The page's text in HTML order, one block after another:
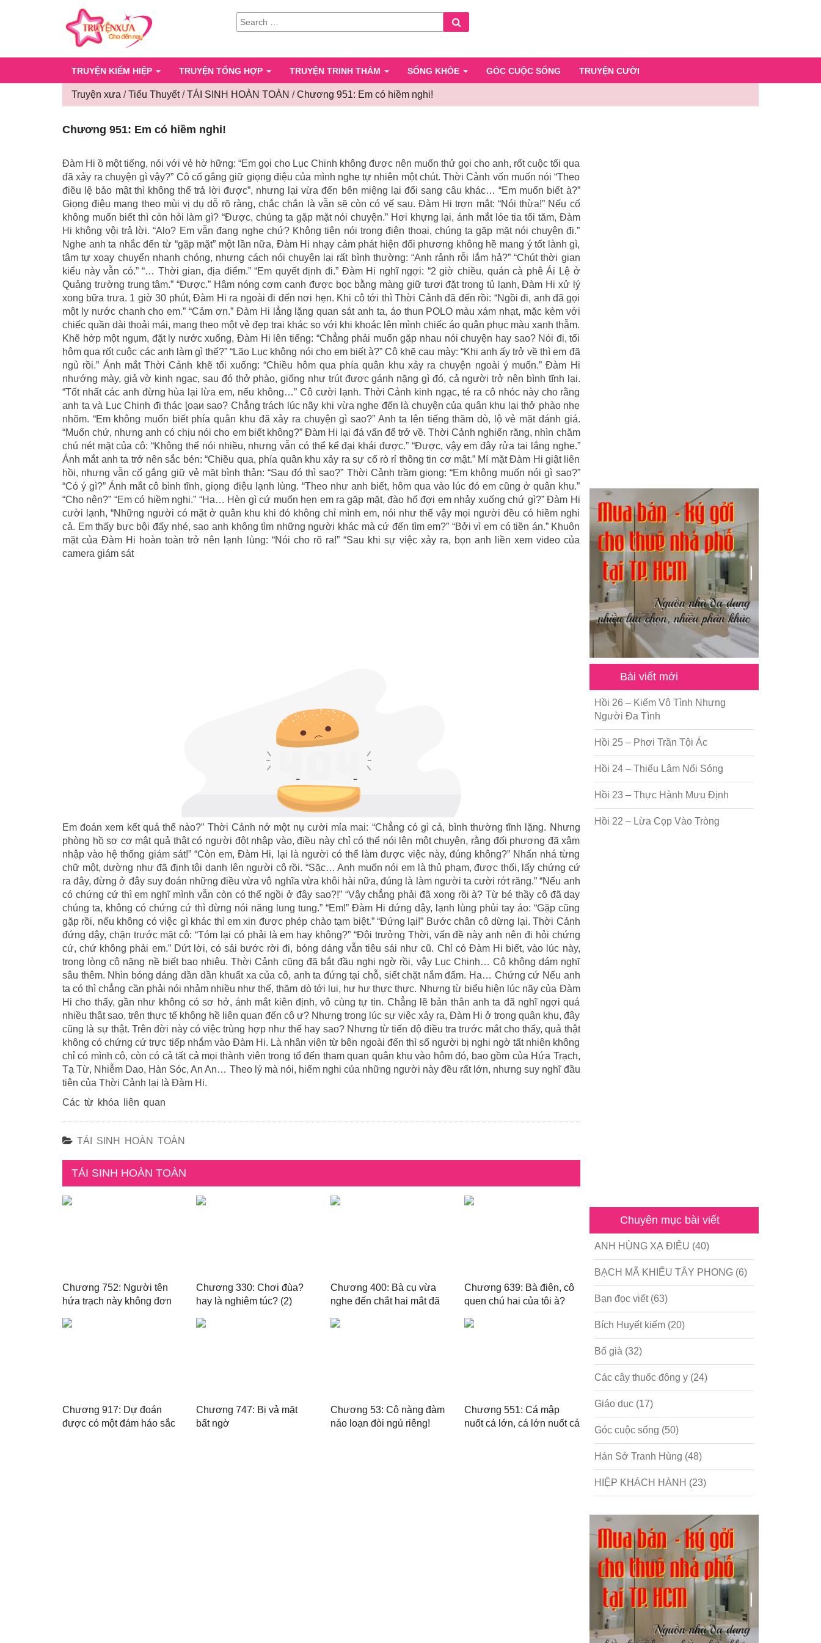
SEARCH
FOR:
TRUYỆN KIẾM HIỆP TRUYỆN TỔNG HỢP TRUYỆN TRINH THÁM SỐNG KHỎE GÓC CUỘC SỐNG TRUYỆN CƯỜI
Truyện xưa /Tiểu Thuyết/TÁI SINH HOÀN TOÀN /Chương 951: Em có hiềm nghi!
có
hiềm
nghi!
Chương 951: Em có hiềm nghi!
Đàm Hi ồ một tiếng, nói với vẻ hờ hững: “Em gọi cho Lục Chinh không được nên muốn thử gọi cho anh, rốt cuộc tối qua
đã xảy ra chuyện gì vậy?” Cô cố gắng giữ giọng điệu của mình nghe tự nhiên một chút. Thời Cảnh vốn muốn nói “Theo
điều lệ bảo mật thì không thể trả lời được”, nhưng lại vừa đến bên miệng lại đổi sang câu khác… “Em muốn biết à?”
Giọng điệu mang theo mùi vị dụ dỗ rõ ràng, chắc chắn là vẫn sẽ còn có vế sau. Đàm Hi trợn mắt: “Nói thừa!” Nếu cố
không muốn biết thì còn hỏi làm gì? “Được, chúng ta gặp mặt nói chuyện.” Hơi khựng lại, ánh mắt lóe tia tối tăm, Đàm
Hi không vội trả lời. “Alo? Em vẫn đang nghe chứ? Không tiện nói trong điện thoại, chúng ta gặp mặt nói chuyện đi.”
Nghe anh ta nhắc đến từ “gặp mặt” một lần nữa, Đàm Hi nhạy cảm phát hiện đối phương không hề mang ý tốt lành gì,
tâm tự xoay chuyển nhanh chóng, nhưng cách nói chuyện lại rất bình thường: “Anh rảnh rỗi lắm hả?” “Chút thời gian
kiểu này vẫn có.” “… Thời gian, địa điểm.” “Em quyết định đi.” Đàm Hi nghĩ ngợi: “2 giờ chiều, quán cà phê Ái Lệ ở
Quảng trường trung tâm.” “Được.” Hâm nóng cơm canh được bọc bằng màng giữ tươi đặt trong tủ lạnh, Đàm Hi xử lý
xong bữa trưa. 1 giờ 30 phút, Đàm Hi ra ngoài đi đến nơi hẹn. Khi cô tới thì Thời Cảnh đã đến rồi: “Ngồi đi, anh đã gọi
một ly nước chanh cho em.” “Cảm ơn.” Đàm Hi lẳng lặng quan sát anh ta, áo thun POLO màu xám nhạt, mặc kèm với
chiếc quần dài thoải mái, mang theo một vẻ đẹp trai khác so với khi khoác lên mình chiếc áo quân phục màu xanh thẫm.
Khẽ hớp một ngụm, đặt ly nước xuống, Đàm Hi lên tiếng: “Chẳng phải muốn gặp nhau nói chuyện hay sao? Nói đi, tối
hôm qua rốt cuộc các anh làm gì thế?” “Lão Lục không nói cho em biết à?” Cô khẽ cau mày: “Khi anh ấy trở về thì em đã
ngủ rồi.” Ánh mắt Thời Cảnh khẽ tối xuống: “Chiều hôm qua phía quân khu xảy ra chuyện ngoài ý muốn.” Đàm Hi
nhướng mày, giả vờ kinh ngạc, sau đó thở phào, giống như trút được gánh nặng gì đó, cả người trở nên bình tĩnh lại.
“Tốt nhất các anh đừng hùa lại lừa em, nếu không…” Cô cười lạnh. Thời Cảnh kinh ngạc, té ra cô nhóc này cho rằng
anh ta và Lục Chinh đi tɦác ɭoạи sao? Chẳng trách lúc nãy khi vừa nghe đến là chuyện của quân khu lại thở phào nhẹ
nhõm. “Em không muốn biết phía quân khu đã xảy ra chuyện gì sao?” Anh ta lên tiếng thăm dò, lộ vẻ mặt đánh giá.
“Muốn chứ, nhưng anh có chịu nói cho em biết không?” Đàm Hi lại đá vấn để trở về. Thời Cảnh nghiến răng, nhìn chăm
chú nét mặt của cô: “Không thể nói nhiều, nhưng vẫn có thể kể đại khái được.” “Được, vậy em đây rửa tai lắng nghe.”
Ánh mắt anh ta trở nên sắc bén: “Chiều qua, phía quân khu xảy ra sự cố rò rỉ thông tin cơ mật.” Mí mặt Đàm Hi giật liên
hồi, nhưng vẫn cố gắng giữ vẻ mặt bình thản: “Sau đó thì sao?” Thời Cảnh trầm giọng: “Em không muốn nói gì sao?”
“Có ý gì?” Ánh mắt cô bình tĩnh, giọng điệu lạnh lùng. “Theo như anh biết, hôm qua vào lúc đó em cũng ở quân khu.”
“Cho nên?” “Em có hiềm nghi.” “Ha… Hèn gì cứ muốn hẹn em ra gặp mặt, đào hố đợi em nhảy xuống chứ gì?” Đàm Hi
cười lạnh, “Những người có mặt ở quân khu khi đó không chỉ mình em, nói như thế vậy mọi người đều có hiềm nghi
cả. Em thấy bực bội đấy nhé, sao anh không tìm những người khác mà cứ đến tìm em?” “Bởi vì em có tiền án.” Khuôn
mặt của Đàm Hi hoàn toàn trở nên lạnh lùng: “Nói cho rõ ra!” “Sau khi sự việc xảy ra, bọn anh liền xem video của
camera giám sát
Em đoán xem kết quả thế nào?” Thời Cảnh nở một nụ cười mỉa mai: “Chẳng có gì cả, bình thường tĩnh lặng. Nhưng
phòng hồ sơ cơ mật quả thật có người đột nhập vào, điều này chỉ có thể nói lên một chuyện, rằng đối phương đã xâm
nhập vào hệ thống giám sát!” “Còn em, Đàm Hi, lại là người có thể làm được việc này, đúng không?” Nhấn nhá từng
chữ một, dường như đã định tội danh lên người cô rồi. “Sặc… Anh muốn nói em là thủ phạm, được thối, lấy chứng cứ
ra đây, đừng ở đây suy đoán những điều vừa vô nghĩa vừa khôi hài nữa, đúng là làm người ta cười rớt răng.” “Nếu anh
có chứng cứ thì em nghĩ mình vẫn còn có thể ngồi ở đây sao?!” “Vậy chẳng phải đã xong rồi à? Từ bé thầy cô đã dạy
chúng ta, không có chứng cứ thì đừng nói năng lung tung.” “Em!” Đàm Hi đứng dậy, lạnh lùng phủi tay áo: “Gặp cũng
gặp rồi, nếu không có việc gì khác thì em xin được phép chào tạm biệt.” “Đứng lại!” Bước chân cô dừng lại. Thời Cảnh
đứng dậy, chặn trước mặt cô: “Tóm lại có phải là em hay không?” “Đội trưởng Thời, vấn đề này anh nên đi hỏi chứng
cứ, chứ không phải em.” Dứt lời, có sải bước rời đi, bóng dáng vẫn tiêu sái như cũ. Chỉ có Đàm Hi biết, vào lúc này,
trong lòng cô nặng nề biết bao nhiêu. Thời Cảnh cũng đã bắt đầu nghi ngờ rồi, vậy Lục Chinh… Cô không dám nghĩ
sâu thêm. Nhìn bóng dáng dần dần khuất xa của cô, anh ta đứng tại chỗ, siết chặt nắm đấm. Ha… Chứng cứ Nếu anh
ta có thì chẳng cần phải nói nhảm nhiều như thế, thăm dò tới lui, hư hư thực thực. Nhưng từ biểu hiện lúc nãy của Đàm
Hi cho thấy, gần như không có sơ hở, ánh mắt kiên định, vô cùng tự tin. Chẳng lẽ bản thân anh ta đã nghĩ ngợi quá
nhiều thật sao, trên thực tế không hề liên quan đến cô ư? Nhưng trong lúc sự việc xảy ra, Đàm Hi ở trong quân khu, đây
cũng là sự thật. Trên đời này có việc trùng hợp như thế hay sao? Nhưng từ tiến độ điều tra trước mắt cho thấy, quả thật
không có chứng cứ trực tiếp nhắm vào Đàm Hi. Là nhân viên từ bên ngoài đến thì số người bị nghi ngờ tất nhiên không
chỉ có mình cô, còn có cả tất cả mọi thành viên trong tổ đến tham quan quân khu vào hôm đó, bao gồm của Hứa Trạch,
Tạ Từ, Nhiễm Dao, Hàn Sóc, An An… Theo lý mà nói, hiểm nghi của những người này đều rất lớn, nhưng suy nghĩ đầu
tiên của Thời Cảnh lại là Đàm Hi.
Các từ khóa liên quan
TÁI SINH HOÀN TOÀN
TÁI SINH HOÀN TOÀN
Chương 752: Người tên
hứa trạch này không đơn
Chương 330: Chơi đùa?
hay là nghiêm túc? (2)
Chương 400: Bà cụ vừa
nghe đến chắt hai mắt đã
Chương 639: Bà điên, cô
quen chú hai của tôi à?
Chương 917: Dự đoán
được có một đám háo sắc
Chương 747: Bị vả mặt
bất ngờ
Chương 53: Cô nàng đàm
náo loạn đòi ngủ riêng!
Chương 551: Cá mập
nuốt cá lớn, cá lớn nuốt cá
Bài viết mới
Hồi 26 – Kiếm Vô Tình Nhưng
Người Đa Tình
Hồi 25 – Phơi Trần Tội Ác
Hồi 24 – Thiếu Lâm Nổi Sóng
Hồi 23 – Thực Hành Mưu Định
Hồi 22 – Lừa Cọp Vào Tròng
Chuyên mục bài viết
ANH HÙNG XẠ ĐIÊU (40)
BẠCH MÃ KHIẾU TÂY PHONG(6)
Bạn đọc viết(63)
Bích Huyết kiếm(20)
Bố già (32)
Các cây thuốc đông y(24)
Giáo dục(17)
Góc cuộc sống (50)
Hán Sở Tranh Hùng (48)
HIỆP KHÁCH HÀNH (23)
Kinh tế(1)
Kỹ năng(18)
Liên Thành quyết(13)
LỘC ĐỈNH KÝ (52)
Nước ngoài(5)